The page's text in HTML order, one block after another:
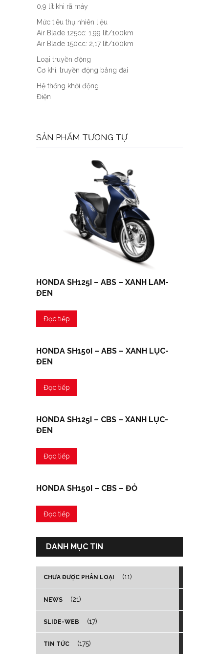
0,9 lít khi rã máy
Mức tiêu thụ nhiên liệu
Air Blade 125cc: 1,99 lít/100km
Air Blade 150cc: 2,17 lít/100km
Loại truyền động
Cơ khí, truyền động bằng đai
Hệ thống khởi động
Điện
SẢN PHẨM TƯƠNG TỰ
HONDA SH125I – ABS – XANH LAM-
ĐEN
Đọc tiếp
HONDA SH150I – ABS – XANH LỤC-
ĐEN
Đọc tiếp
HONDA SH125I – CBS – XANH LỤC-
ĐEN
Đọc tiếp
HONDA SH150I – CBS – ĐỎ
Đọc tiếp
DANH MỤC TIN
CHƯA ĐƯỢC PHÂN LOẠI (11)
NEWS (21)
SLIDE-WEB (17)
TIN TỨC (175)